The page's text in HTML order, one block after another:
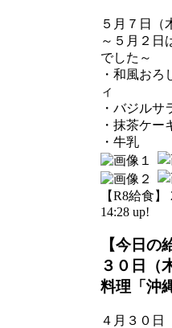
５月７日（
～５月２日
でした～
・和風おろ
ィ
・バジルサ
・抹茶ケー
・牛乳
【R8給食】
14:28 up!
【今日の
３０日（
料理「沖
４月３０日